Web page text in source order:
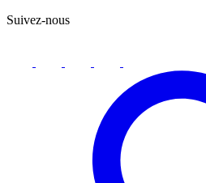
Suivez-nous